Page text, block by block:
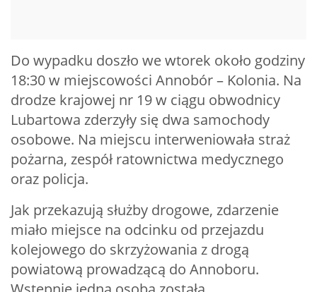
Do wypadku doszło we wtorek około godziny
18:30 w miejscowości Annobór – Kolonia. Na
drodze krajowej nr 19 w ciągu obwodnicy
Lubartowa zderzyły się dwa samochody
osobowe. Na miejscu interweniowała straż
pożarna, zespół ratownictwa medycznego
oraz policja.
Jak przekazują służby drogowe, zdarzenie
miało miejsce na odcinku od przejazdu
kolejowego do skrzyżowania z drogą
powiatową prowadzącą do Annoboru.